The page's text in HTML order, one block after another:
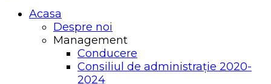
Acasa
Despre noi
Management
Conducere
Consiliul de administrație 2020-
2024